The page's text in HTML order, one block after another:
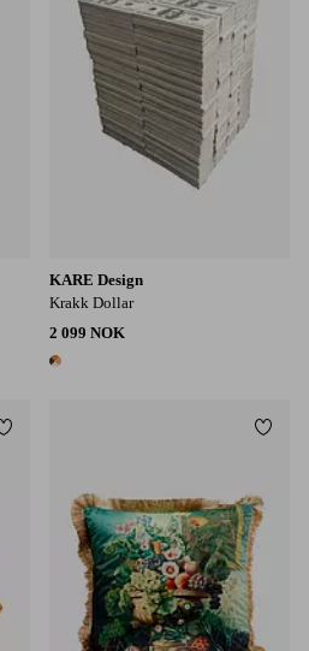
KARE Design
Krakk Dollar
2 099 NOK
1 farge
Legg til favoritter